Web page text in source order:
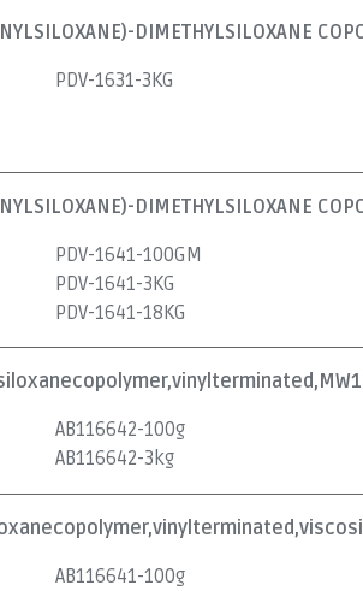
DIMETHYLSILOXANE
PDV-1631-3KG
DIMETHYLSILOXANE
PDV-1641-100GM
PDV-1641-3KG
PDV-1641-18KG
AB116642-100g
AB116642-3kg
AB116641-100g